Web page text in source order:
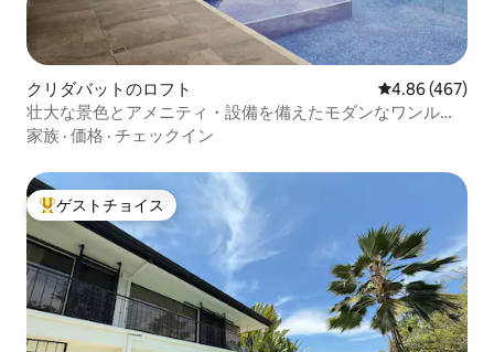
クリダバットのロフト レビュー467
4.86 (467)
壮大な景色とアメニティ・設備を備えたモダンなワンルー
ム
家族 · 価格 · チェックイン
大好評のゲストチョイスです。
ゲストチョイス